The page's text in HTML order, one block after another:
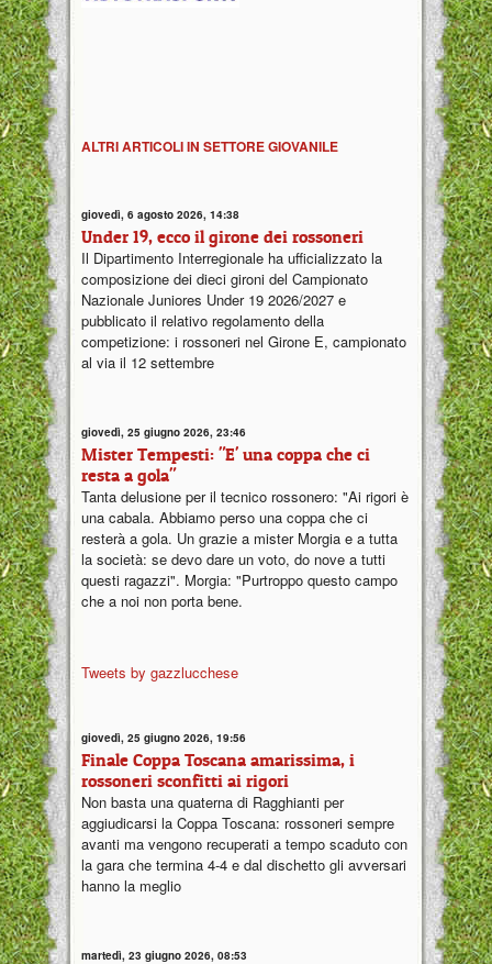
ALTRI ARTICOLI IN SETTORE GIOVANILE
giovedì, 6 agosto 2026, 14:38
Under 19, ecco il girone dei rossoneri
Il Dipartimento Interregionale ha ufficializzato la
composizione dei dieci gironi del Campionato
Nazionale Juniores Under 19 2026/2027 e
pubblicato il relativo regolamento della
competizione: i rossoneri nel Girone E, campionato
al via il 12 settembre
giovedì, 25 giugno 2026, 23:46
Mister Tempesti: "E' una coppa che ci
resta a gola"
Tanta delusione per il tecnico rossonero: "Ai rigori è
una cabala. Abbiamo perso una coppa che ci
resterà a gola. Un grazie a mister Morgia e a tutta
la società: se devo dare un voto, do nove a tutti
questi ragazzi". Morgia: "Purtroppo questo campo
che a noi non porta bene.
Tweets by gazzlucchese
giovedì, 25 giugno 2026, 19:56
Finale Coppa Toscana amarissima, i
rossoneri sconfitti ai rigori
Non basta una quaterna di Ragghianti per
aggiudicarsi la Coppa Toscana: rossoneri sempre
avanti ma vengono recuperati a tempo scaduto con
la gara che termina 4-4 e dal dischetto gli avversari
hanno la meglio
martedì, 23 giugno 2026, 08:53